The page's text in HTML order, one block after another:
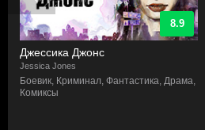
8.9
Джессика Джонс
Jessica Jones
Боевик, Криминал, Фантастика, Драма,
Комиксы